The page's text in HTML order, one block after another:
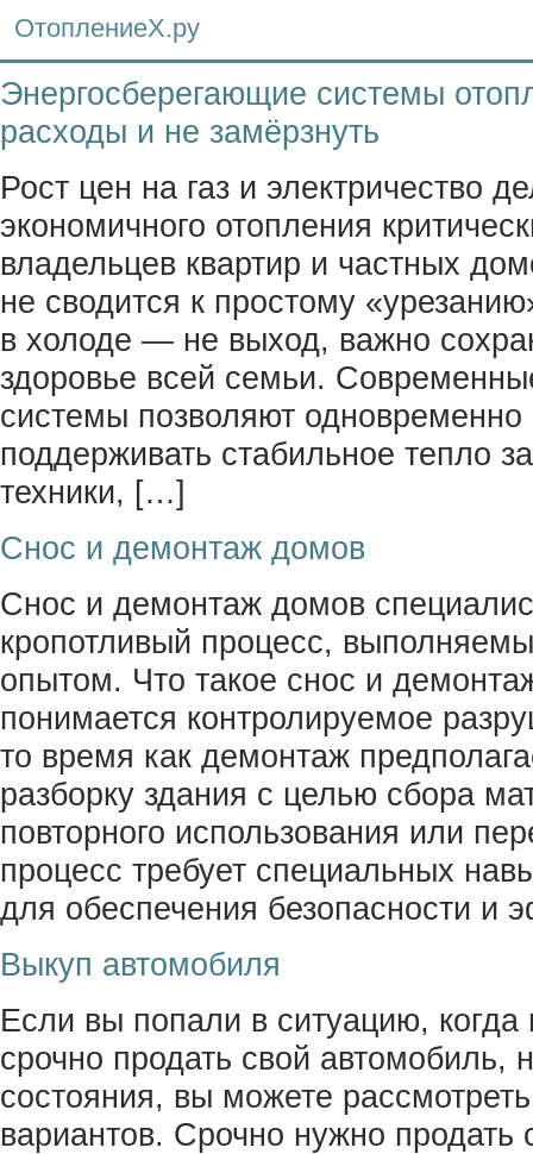
ОтоплениеХ.ру
Энергосберегающие системы
расходы и не замёрзнуть
Рост цен на газ и электричество
экономичного отопления
владельцев квартир и частных
не сводится к простому
в холоде — не выход, важно
здоровье всей семьи.
системы позволяют одновременно
поддерживать стабильное тепло
техники, […]
Снос и демонтаж домов
Снос и демонтаж домов
кропотливый процесс,
опытом. Что такое снос и
понимается контролируемое
то время как демонтаж
разборку здания с целью сбора
повторного использования или
процесс требует специальных
для обеспечения безопасности и
Выкуп автомобиля
Если вы попали в ситуацию,
срочно продать свой автомобиль,
состояния, вы можете
вариантов. Срочно нужно продать